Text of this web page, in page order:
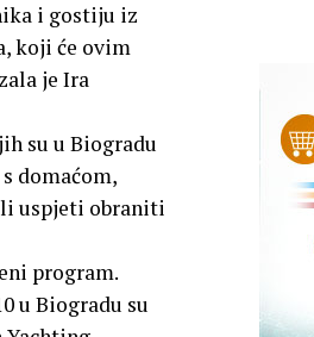
i gostiju iz
koji će ovim
je Ira
su u Biogradu
domaćom,
li uspjeti obraniti
program.
u Biogradu su